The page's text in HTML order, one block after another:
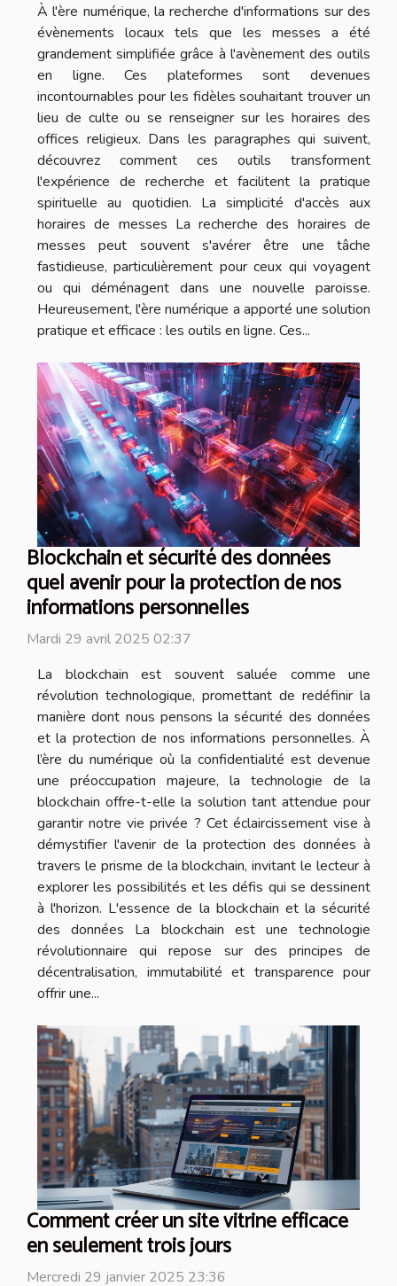
À l'ère numérique, la recherche d'informations sur des
évènements locaux tels que les messes a été
grandement simplifiée grâce à l'avènement des outils
en ligne. Ces plateformes sont devenues
incontournables pour les fidèles souhaitant trouver un
lieu de culte ou se renseigner sur les horaires des
offices religieux. Dans les paragraphes qui suivent,
découvrez comment ces outils transforment
l'expérience de recherche et facilitent la pratique
spirituelle au quotidien. La simplicité d'accès aux
horaires de messes La recherche des horaires de
messes peut souvent s'avérer être une tâche
fastidieuse, particulièrement pour ceux qui voyagent
ou qui déménagent dans une nouvelle paroisse.
Heureusement, l'ère numérique a apporté une solution
pratique et efficace : les outils en ligne. Ces...
Blockchain et sécurité des données
quel avenir pour la protection de nos
informations personnelles
Mardi 29 avril 2025 02:37
La blockchain est souvent saluée comme une
révolution technologique, promettant de redéfinir la
manière dont nous pensons la sécurité des données
et la protection de nos informations personnelles. À
l’ère du numérique où la confidentialité est devenue
une préoccupation majeure, la technologie de la
blockchain offre-t-elle la solution tant attendue pour
garantir notre vie privée ? Cet éclaircissement vise à
démystifier l'avenir de la protection des données à
travers le prisme de la blockchain, invitant le lecteur à
explorer les possibilités et les défis qui se dessinent
à l'horizon. L'essence de la blockchain et la sécurité
des données La blockchain est une technologie
révolutionnaire qui repose sur des principes de
décentralisation, immutabilité et transparence pour
offrir une...
Comment créer un site vitrine efficace
en seulement trois jours
Mercredi 29 janvier 2025 23:36